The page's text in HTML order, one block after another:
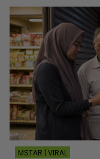
MSTAR | VIRAL